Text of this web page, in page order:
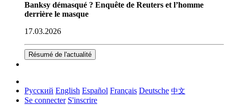
Banksy démasqué ? Enquête de Reuters et l’homme
derrière le masque
17.03.2026
Résumé de l'actualité
Русский English Español Français Deutsche 中文
Se connecter S'inscrire